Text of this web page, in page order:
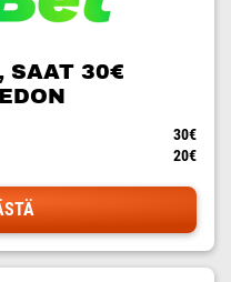
SAAT 30€
30€
20€